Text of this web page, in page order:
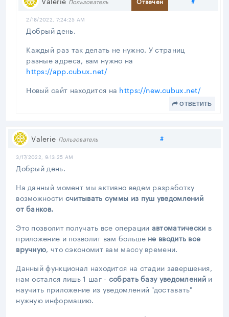
2/18/2022, 7:24:25 AM
Добрый день.
Каждый раз так делать не нужно. У страниц
разные адреса, вам нужно на
https://app.cubux.net/
Новый сайт находится на https://new.cubux.net/
ОТВЕТИТЬ
Valerie Пользователь #Поделиться
3/17/2022, 9:13:25 AM
Добрый день.
На данный момент мы активно ведем разработку
возможности считывать суммы из пуш уведомлений
от банков.
Это позволит получать все операции автоматически в
приложение и позволит вам больше не вводить все
вручную, что сэкономит вам массу времени.
Данный функционал находится на стадии завершения,
нам остался лишь 1 шаг - собрать базу уведомленийи
научить приложение из уведомлений "доставать"
нужную информацию.